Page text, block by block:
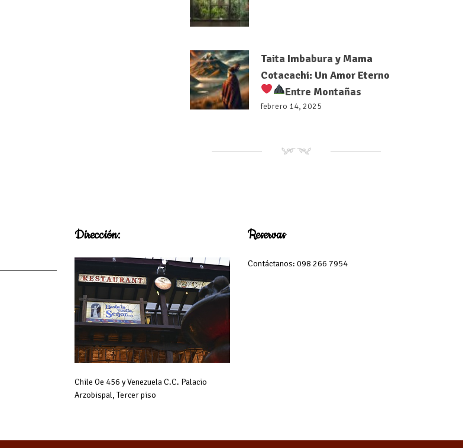
Taita Imbabura y Mama
Cotacachi: Un Amor Eterno
Entre Montañas
febrero 14, 2025
NM
Dirección:
Chile Oe 456 y Venezuela C.C. Palacio
Arzobispal, Tercer piso
Reservas
Contáctanos: 098 266 7954